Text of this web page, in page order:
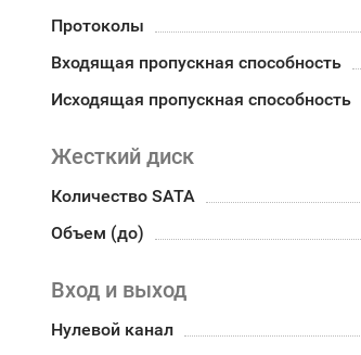
Протоколы
Входящая пропускная способность
Исходящая пропускная способность
Жесткий диск
Количество SATA
Объем (до)
Вход и выход
Нулевой канал